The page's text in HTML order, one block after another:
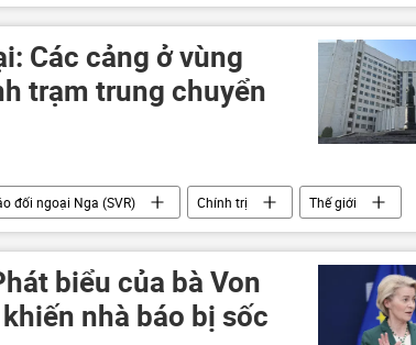
xung đột điều tra
khủng bố
Các cảng ở vùng
trạm trung chuyển
đối ngoại Nga (SVR) Chính trị
Thế giới
Odessa
Cuộc khủng hoảng ở Ukraina
biểu của bà Von
nhà báo bị sốc